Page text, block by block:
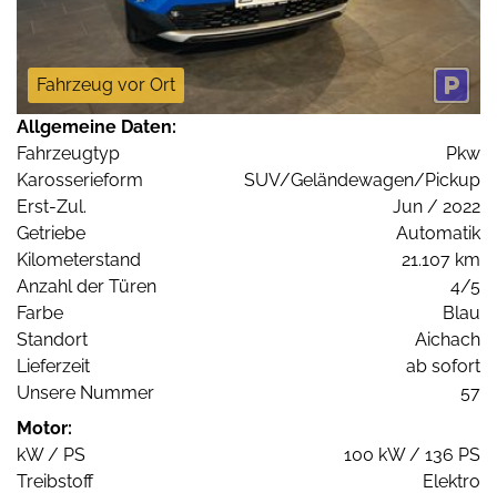
Fahrzeug vor Ort
Allgemeine Daten:
Fahrzeugtyp
Pkw
Karosserieform
SUV/Geländewagen/Pickup
Erst-Zul.
Jun / 2022
Getriebe
Automatik
Kilometerstand
21.107 km
Anzahl der Türen
4/5
Farbe
Blau
Standort
Aichach
Lieferzeit
ab sofort
Unsere Nummer
57
Motor:
kW / PS
100 kW / 136 PS
Treibstoff
Elektro